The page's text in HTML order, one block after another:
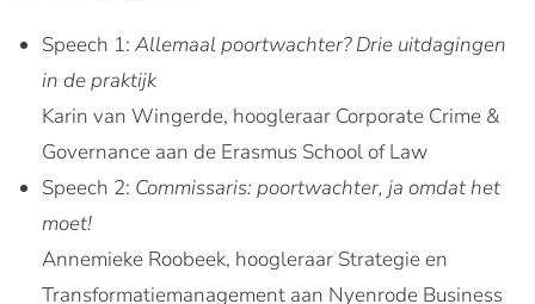
Speech 1: Allemaal poortwachter? Drie uitdagingen
in de praktijk
Karin van Wingerde, hoogleraar Corporate Crime &
Governance aan de Erasmus School of Law
Speech 2: Commissaris: poortwachter, ja omdat het
moet!
Annemieke Roobeek, hoogleraar Strategie en
Transformatiemanagement aan Nyenrode Business